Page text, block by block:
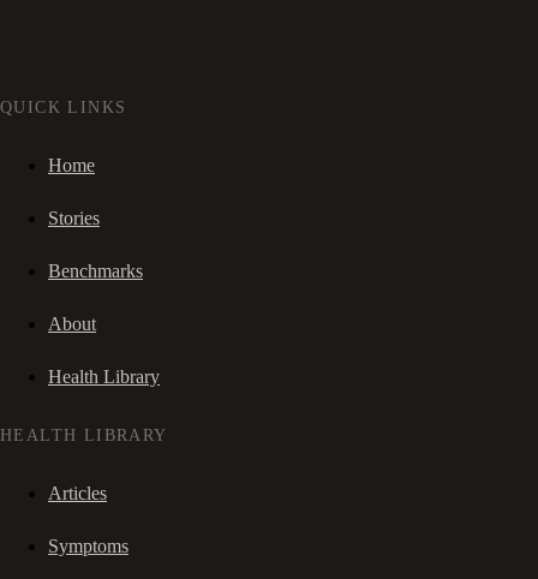
QUICK LINKS
Home
Stories
Benchmarks
About
Health Library
HEALTH LIBRARY
Articles
Symptoms